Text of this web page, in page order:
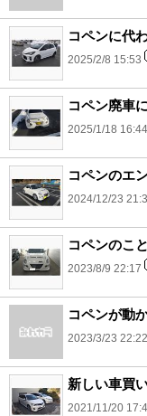
コペンに代
2025/2/8 15:53
コペン廃車
2025/1/18 16:44
コペンのエ
2024/12/23
コペンのこ
2023/8/9 22:17
コペンが動
2023/3/23 22:22
新しい車買
2021/11/20